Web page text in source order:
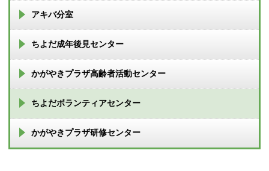
アキバ分室
ちよだ成年後見センター
かがやきプラザ高齢者活動センター
ちよだボランティアセンター
かがやきプラザ研修センター